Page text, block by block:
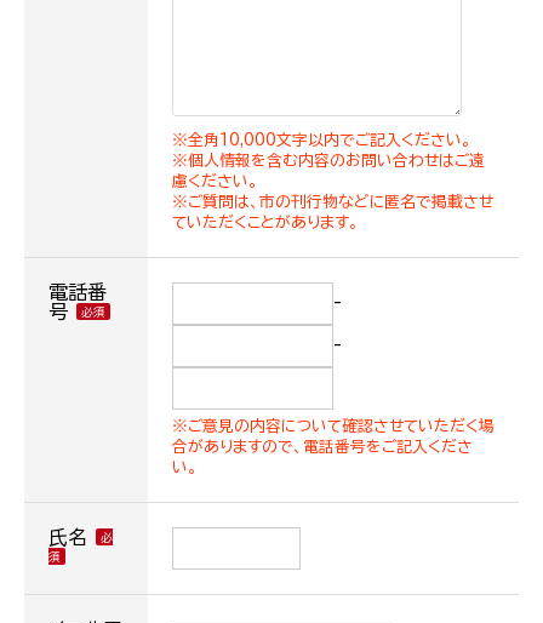
※全角10,000文字以内でご記入ください。
※個人情報を含む内容のお問い合わせはご遠
慮ください。
※ご質問は、市の刊行物などに匿名で掲載させ
ていただくことがあります。
電話番
号
-
-
※ご意見の内容について確認させていただく場
合がありますので、電話番号をご記入くださ
い。
氏名